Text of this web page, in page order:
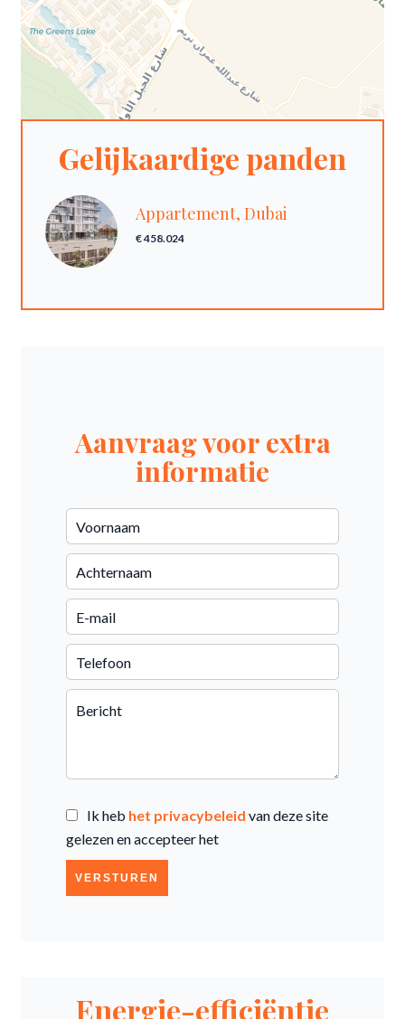
Gelijkaardige panden
Appartement, Dubai
€ 458.024
Aanvraag voor extra
informatie
Ik heb het privacybeleid van deze site
gelezen en accepteer het
VERSTUREN
Energie-efficiëntie